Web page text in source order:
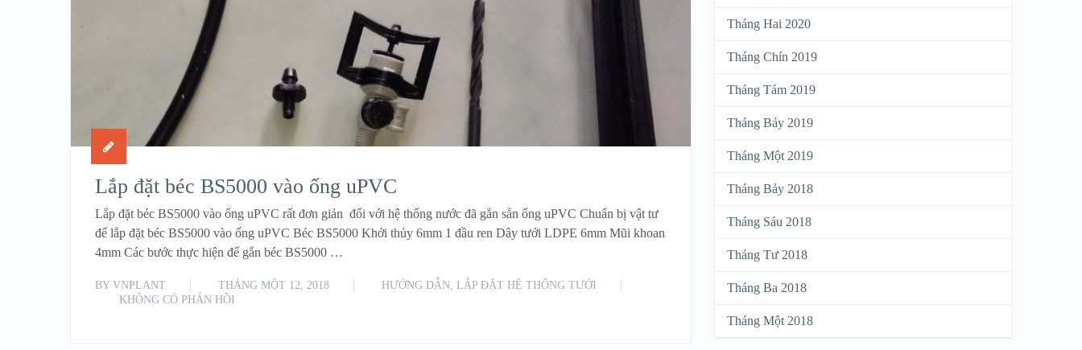
Lắp đặt béc BS5000 vào ống uPVC
Lắp đặt béc BS5000 vào ống uPVC rất đơn giản đối với hệ thống nước đã gắn sẵn ống uPVC Chuẩn bị vật tư
để lắp đặt béc BS5000 vào ống uPVC Béc BS5000 Khởi thủy 6mm 1 đầu ren Dây tưới LDPE 6mm Mũi khoan
4mm Các bước thực hiện để gắn béc BS5000 …
BYVNPLANT THÁNG MỘT 12, 2018 HƯỚNG DẪN LẮP ĐẶT HỆ THỐNG TƯỚI
KHÔNG CÓ PHẢN HỒI
Tháng Hai 2020
Tháng Chín 2019
Tháng Tám 2019
Tháng Bảy 2019
Tháng Một 2019
Tháng Bảy 2018
Tháng Sáu 2018
Tháng Tư 2018
Tháng Ba 2018
Tháng Một 2018